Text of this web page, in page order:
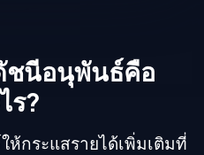
ชนีอนุพันธ์คือ
ร?
กระแสรายได้เพิ่มเติมที่